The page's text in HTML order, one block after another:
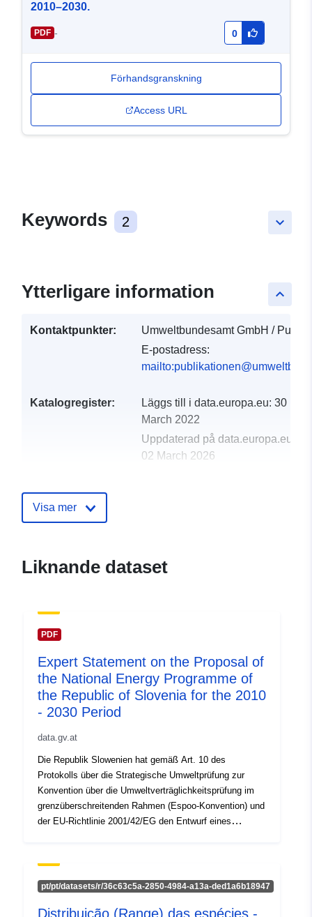
2010–2030.
PDF - 0
Förhandsgranskning
Access URL
keyboard_arrow_down
Keywords 2
keyboard_arrow_up
Ytterligare information
Kontaktpunkter:
Umweltbundesamt GmbH /
E-postadress:
Katalogregister: Läggs till i data.europa.eu: 30
March 2022
Uppdaterad på data.europa.eu:
02 March 2026
uriRef:
Visa mer
Liknande dataset
PDF
Expert Statement on the Proposal of
the National Energy Programme of
the Republic of Slovenia for the 2010
- 2030 Period
data.gv.at
Die Republik Slowenien hat gemäß Art. 10 des
Protokolls über die Strategische Umweltprüfung zur
Konvention über die Umweltverträglichkeitsprüfung im
grenzüberschreitenden Rahmen (Espoo-Konvention) und
der EU-Richtlinie 2001/42/EG den Entwurf eines
pt/pt/datasets/r/36c63c5a-2850-4984-a13a-ded1a6b18947
Distribuição (Range) das espécies -